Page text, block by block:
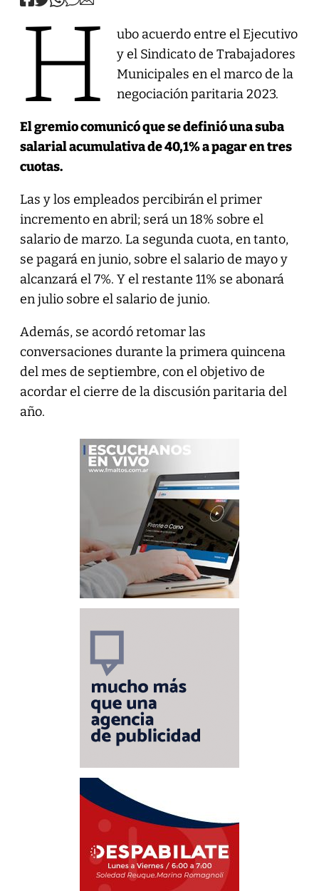
H
ubo acuerdo entre el Ejecutivo
y el Sindicato de Trabajadores
Municipales en el marco de la
negociación paritaria 2023.
El gremio comunicó que se definió una suba
salarial acumulativa de 40,1% a pagar en tres
cuotas.
Las y los empleados percibirán el primer
incremento en abril; será un 18% sobre el
salario de marzo. La segunda cuota, en tanto,
se pagará en junio, sobre el salario de mayo y
alcanzará el 7%. Y el restante 11% se abonará
en julio sobre el salario de junio.
Además, se acordó retomar las
conversaciones durante la primera quincena
del mes de septiembre, con el objetivo de
acordar el cierre de la discusión paritaria del
año.